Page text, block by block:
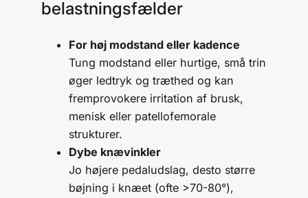
belastningsfælder
For høj modstand eller kadence
Tung modstand eller hurtige, små trin
øger ledtryk og træthed og kan
fremprovokere irritation af brusk,
menisk eller patellofemorale
strukturer.
Dybe knævinkler
Jo højere pedaludslag, desto større
bøjning i knæet (ofte >70-80°),